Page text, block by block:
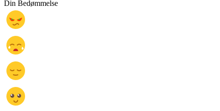
Din Bedømmelse